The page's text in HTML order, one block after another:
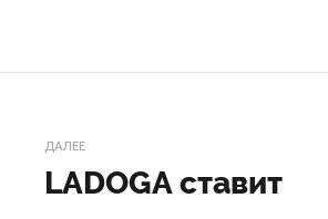
ДАЛЕЕ
LADOGA ставит